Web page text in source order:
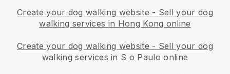
Create your dog walking website - Sell your dog
walking services in Hong Kong online
Create your dog walking website - Sell your dog
walking services in S o Paulo online